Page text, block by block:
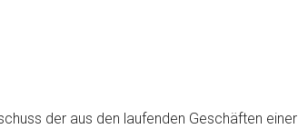
der aus den laufenden Geschäften